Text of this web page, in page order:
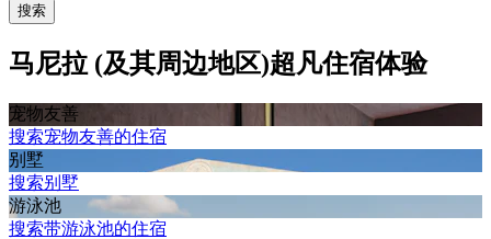
搜索
马尼拉 (及其周边地区)超凡住宿体验
宠物友善
搜索宠物友善的住宿
别墅
搜索别墅
游泳池
搜索带游泳池的住宿